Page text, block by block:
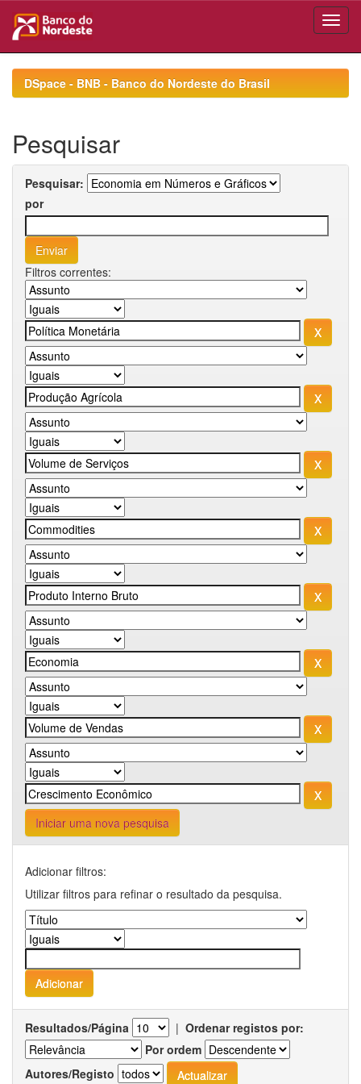
navigationDSpace - BNB - Banco do Nordeste do Brasil
Pesquisar
Pesquisar:
por
Filtros correntes:
Iniciar uma nova pesquisa
Adicionar filtros:
Utilizar filtros para refinar o resultado da pesquisa.
Resultados/Página | Ordenar registos por:
Por ordem
Autores/Registo